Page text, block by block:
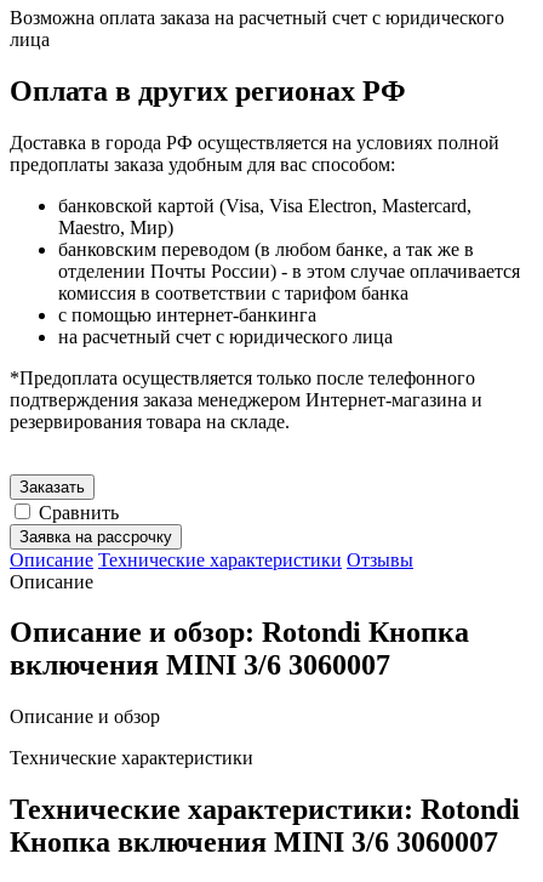
Возможна оплата заказа на расчетный счет с юридического
лица
Оплата в других регионах РФ
Доставка в города РФ осуществляется на условиях полной
предоплаты заказа удобным для вас способом:
банковской картой (Visa, Visa Electron, Mastercard,
Maestro, Мир)
банковским переводом (в любом банке, а так же в
отделении Почты России) - в этом случае оплачивается
комиссия в соответствии с тарифом банка
с помощью интернет-банкинга
на расчетный счет с юридического лица
*Предоплата осуществляется только после телефонного
подтверждения заказа менеджером Интернет-магазина и
резервирования товара на складе.
Заказать
Сравнить
Заявка на рассрочку
Описание Технические характеристики Отзывы
Описание
Описание и обзор: Rotondi Кнопка
включения MINI 3/6 3060007
Описание и обзор
Технические характеристики
Технические характеристики: Rotondi
Кнопка включения MINI 3/6 3060007